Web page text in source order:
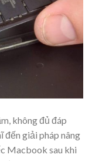
không đủ đáp
đến giải pháp nâng
Macbook sau khi